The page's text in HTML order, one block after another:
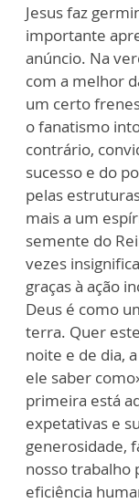
Jesus faz
importante
anúncio. Na
com a melhor
um certo
o fanatismo
contrário,
sucesso e do
pelas
mais a um
semente do
vezes
graças à ação
Deus é como
terra. Quer
noite e de dia,
ele saber
primeira está
expetativas e
generosidade,
nosso trabalho
eficiência